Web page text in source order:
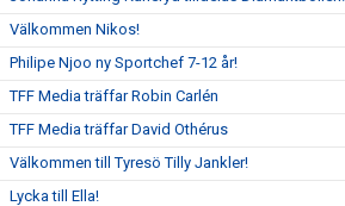
Välkommen Nikos!
Philipe Njoo ny Sportchef 7-12 år!
TFF Media träffar Robin Carlén
TFF Media träffar David Othérus
Välkommen till Tyresö Tilly Jankler!
Lycka till Ella!